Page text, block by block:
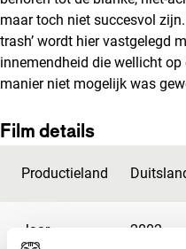
maar toch niet succesvol
trash’ wordt hier vastgelegd
innemendheid die wellicht
manier niet mogelijk was
Film details
Productieland
Jaar 2002